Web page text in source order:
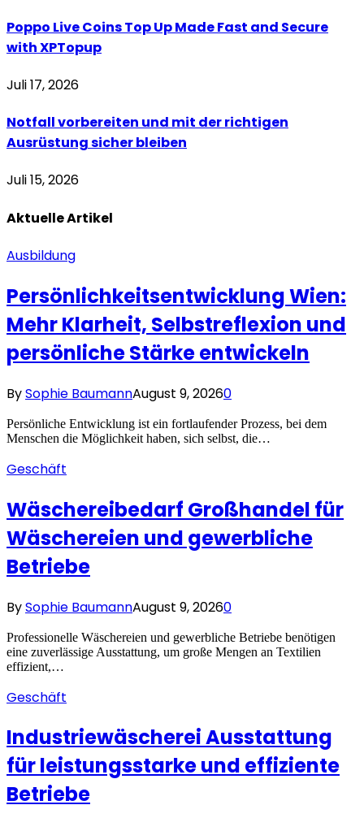
Poppo Live Coins Top Up Made Fast and Secure
with XPTopup
Juli 17, 2026
Notfall vorbereiten und mit der richtigen
Ausrüstung sicher bleiben
Juli 15, 2026
AktuelleArtikel
Ausbildung
Persönlichkeitsentwicklung Wien:
Mehr Klarheit, Selbstreflexion und
persönliche Stärke entwickeln
BySophie BaumannAugust 9, 20260
Persönliche Entwicklung ist ein fortlaufender Prozess, bei dem
Menschen die Möglichkeit haben, sich selbst, die…
Geschäft
Wäschereibedarf Großhandel für
Wäschereien und gewerbliche
Betriebe
BySophie BaumannAugust 9, 20260
Professionelle Wäschereien und gewerbliche Betriebe benötigen
eine zuverlässige Ausstattung, um große Mengen an Textilien
effizient,…
Geschäft
Industriewäscherei Ausstattung
für leistungsstarke und effiziente
Betriebe